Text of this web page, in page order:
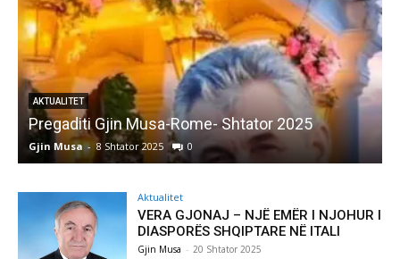
AKTUALITET
Pregaditi Gjin Musa-Rome- Shtator 2025
Gjin Musa - 8 Shtator 2025 0
Aktualitet
VERA GJONAJ – NJË EMËR I NJOHUR I
DIASPORËS SHQIPTARE NË ITALI
Gjin Musa - 20 Shtator 2025